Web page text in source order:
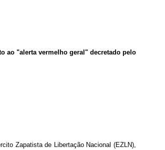
ao "alerta vermelho geral" decretado pelo
Zapatista de Libertação Nacional (EZLN),